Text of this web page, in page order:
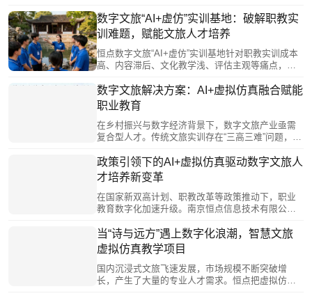
点推出的“AI+虚拟仿真”实训基地通过VR/AR等技
术，打破时空限制，模拟景区运营、产品设计和应
急处置，实现“任务导向+角色扮演”的沉浸式学习，
推动学生从服务岗位向数字化运营、产品创新等核
心能力跃升，精准对接行业高薪紧缺岗位需求。
数字文旅“AI+虚仿”实训基地：破解职教实
训难题，赋能文旅人才培养
恒点数字文旅“AI+虚仿”实训基地针对职教实训成本
高、内容滞后、文化教学浅、评估主观等痛点，集
它打破时空限制，提供全产业链实操场景，通过情
境模拟、角色扮演等方式提升学生岗位适配能力，
并利用智能平台实现数据驱动的精准教学评估。该
方案推动教学资源普惠化与技能实训实战化，有效
赋能复合型文旅人才培养，深化产教融合。
数字文旅解决方案：AI+虚拟仿真融合赋能
职业教育
在乡村振兴与数字经济背景下，数字文旅产业亟需
复合型人才。传统文旅实训存在“三高三难”问题，制
案，通过高精度三维建模、零代码创作工具等技
术，构建覆盖资源数字化、内容创作及管理的虚实
融合实训平台。该方案支持学生参与智慧景区、文
化遗产复原等项目，推动产教深度融合，为新双高
计划下的职业教育高质量发展提供可复制路径。
政策引领下的AI+虚拟仿真驱动数字文旅人
才培养新变革
在国家新双高计划、职教改革等政策推动下，职业
教育数字化加速升级。南京恒点信息技术有限公司
虚拟仿真技术构建虚实结合的实训环境，有效破解
传统实训中高风险场景难实施、与产业脱节等痛
点。该方案精准对接专业教学标准，支持情景化技
能训练与实时智能评价，推动形成产教深度融合、
教学资源动态更新的新型培养模式，为数字文旅人
当“诗与远方”遇上数字化浪潮，智慧文旅
虚拟仿真教学项目
国内沉浸式文旅飞速发展，市场规模不断突破增
长，产生了大量的专业人才需求。恒点把虚拟仿真